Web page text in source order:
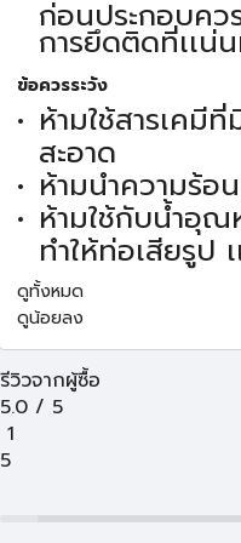
ก่อนประกอบคว
การยึดติดที่เเน่
ข้อควรระวัง
ห้ามใช้สารเคมี
สะอาด
ห้ามนำความร้อ
ห้ามใช้กับน้ำอุ
ทำให้ท่อเสียรูป
ดูทั้งหมด
ดูน้อยลง
รีวิวจากผู้ซื้อ
5.0 / 5
1
5